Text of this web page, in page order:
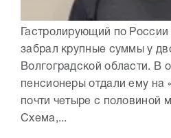
Гастролирующий по
забрал крупные суммы у
Волгоградской области. В
пенсионеры отдали ему на
почти четыре с половиной
Схема,...